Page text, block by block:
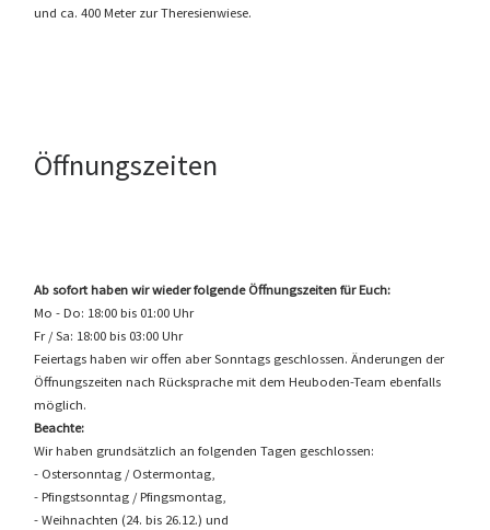
und ca. 400 Meter zur Theresienwiese.
Öffnungszeiten
Ab sofort haben wir wieder folgende Öffnungszeiten für Euch:
Mo - Do: 18:00 bis 01:00 Uhr
Fr / Sa: 18:00 bis 03:00 Uhr
Feiertags haben wir offen aber Sonntags geschlossen. Änderungen der
Öffnungszeiten nach Rücksprache mit dem Heuboden-Team ebenfalls
möglich.
Beachte:
Wir haben grundsätzlich an folgenden Tagen geschlossen:
- Ostersonntag / Ostermontag,
- Pfingstsonntag / Pfingsmontag,
- Weihnachten (24. bis 26.12.) und